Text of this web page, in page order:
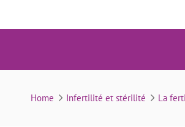
Ovitrelle: prix, mode d’emploi et effets
Home Infertilité et stérilité La